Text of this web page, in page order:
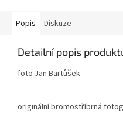
Popis Diskuze
Detailní popis
foto Jan Bartůšek
originální bromostříbrná